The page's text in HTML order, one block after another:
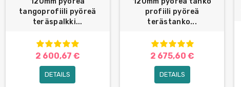
tangoprofiili pyöreä
teräspalkki...
2 600,67 €
DETAILS
profiili pyöreä
terästanko...
2 675,60 €
DETAILS